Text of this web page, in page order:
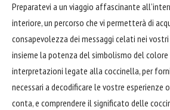
Preparatevi a un viaggio affascinante
interiore, un percorso che vi permetterà di
consapevolezza dei messaggi celati nei
insieme la potenza del simbolismo del
interpretazioni legate alla coccinella, per
necessari a decodificare le vostre esperienze
conta, e comprendere il significato delle